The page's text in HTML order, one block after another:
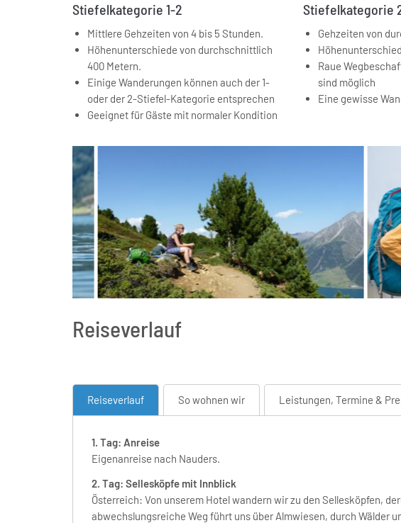
Stiefelkategorie 1-2
Mittlere Gehzeiten von 4 bis 5 Stunden.
Höhenunterschiede von durchschnittlich
400 Metern.
Einige Wanderungen können auch der 1-
oder der 2-Stiefel-Kategorie entsprechen
Geeignet für Gäste mit normaler Kondition
Stiefelkategorie
Gehzeiten von
Raue
sind möglich
Eine gewisse
Reiseverlauf
Reiseverlauf So wohnen wir Leistungen, Termine &
1. Tag: Anreise
Eigenanreise nach Nauders.
2. Tag: Sellesköpfe mit Innblick
Österreich: Von unserem Hotel wandern wir zu den Sellesköpfen,
abwechslungsreiche Weg führt uns über Almwiesen, durch Wälder